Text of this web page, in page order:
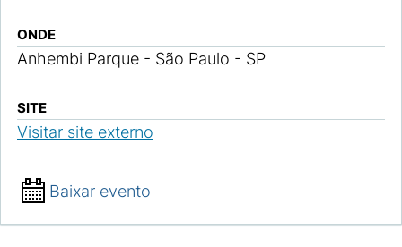
ONDE
Anhembi Parque - São Paulo - SP
SITE
Visitar site externo
Baixar evento